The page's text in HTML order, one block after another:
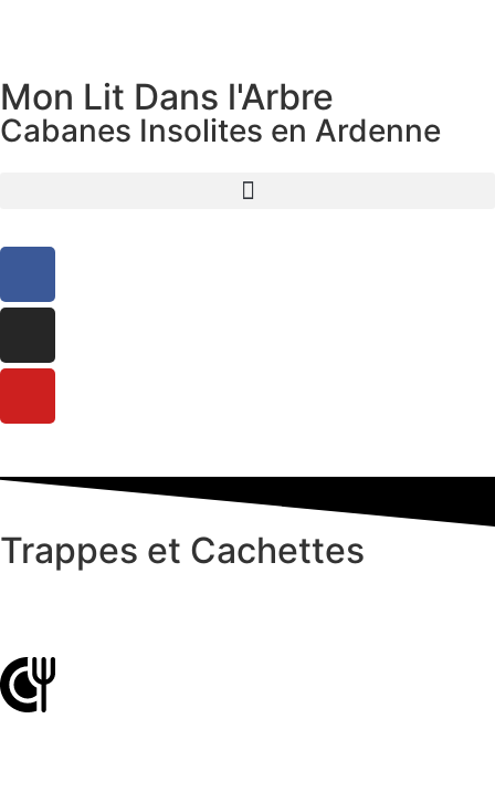
Mon Lit Dans l'Arbre
Cabanes Insolites en Ardenne
Trappes et Cachettes